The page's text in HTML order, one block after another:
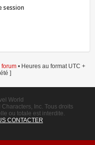
session
• Heures au format UTC +
]
World
Inc. Tous droits
ou totale est interdite.
CONTACTER